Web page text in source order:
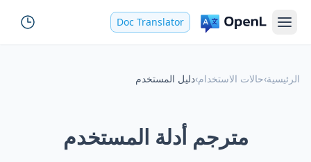
Doc Translator
الرئيسية›حالات الاستخدام›دليل المستخدم
مترجم أدلة المستخدم